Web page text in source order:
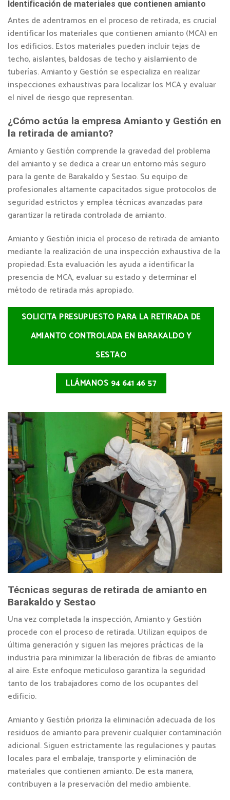
Identificación de materiales que contienen amianto
Antes de adentrarnos en el proceso de retirada, es crucial
identificar los materiales que contienen amianto (MCA) en
los edificios. Estos materiales pueden incluir tejas de
techo, aislantes, baldosas de techo y aislamiento de
tuberías. Amianto y Gestión se especializa en realizar
inspecciones exhaustivas para localizar los MCA y evaluar
el nivel de riesgo que representan.
¿Cómo actúa la empresa Amianto y Gestión en
la retirada de amianto?
Amianto y Gestión comprende la gravedad del problema
del amianto y se dedica a crear un entorno más seguro
para la gente de Barakaldo y Sestao. Su equipo de
profesionales altamente capacitados sigue protocolos de
seguridad estrictos y emplea técnicas avanzadas para
garantizar la retirada controlada de amianto.
Amianto y Gestión inicia el proceso de retirada de amianto
mediante la realización de una inspección exhaustiva de la
propiedad. Esta evaluación les ayuda a identificar la
presencia de MCA, evaluar su estado y determinar el
método de retirada más apropiado.
SOLICITA PRESUPUESTO PARA LA RETIRADA DE
AMIANTO CONTROLADA EN BARAKALDO Y
SESTAO
LLÁMANOS 94 641 46 57
Técnicas seguras de retirada de amianto en
Barakaldo y Sestao
Una vez completada la inspección, Amianto y Gestión
procede con el proceso de retirada. Utilizan equipos de
última generación y siguen las mejores prácticas de la
industria para minimizar la liberación de fibras de amianto
al aire. Este enfoque meticuloso garantiza la seguridad
tanto de los trabajadores como de los ocupantes del
edificio.
Amianto y Gestión prioriza la eliminación adecuada de los
residuos de amianto para prevenir cualquier contaminación
adicional. Siguen estrictamente las regulaciones y pautas
locales para el embalaje, transporte y eliminación de
materiales que contienen amianto. De esta manera,
contribuyen a la preservación del medio ambiente.